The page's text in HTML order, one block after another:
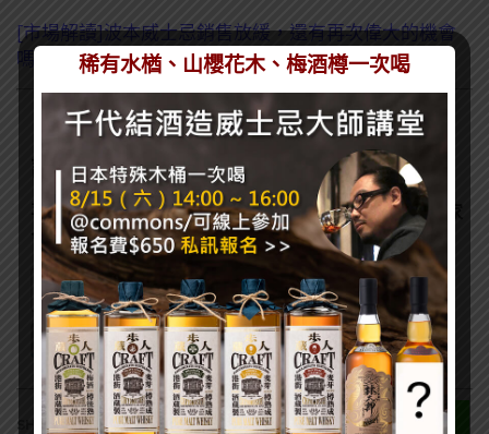
[市場解讀]波本威士忌銷售放緩，還有再次偉大的機會
嗎？
訂閱一飲樂酒誌電子報
喜歡我們的內容嗎？在此訂閱電子報，掌握最新酒聞和獨家
會員優惠吧！
0
SHARES
稀有水楢、山櫻花木、梅酒樽一次喝